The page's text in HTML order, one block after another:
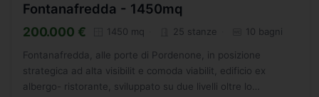
Fontanafredda - 1450mq
200.000 € 1450 mq 25 stanze 10 bagni
Fontanafredda, alle porte di Pordenone, in posizione
strategica ad alta visibilit e comoda viabilit, edificio ex
albergo- ristorante, sviluppato su due livelli oltre lo